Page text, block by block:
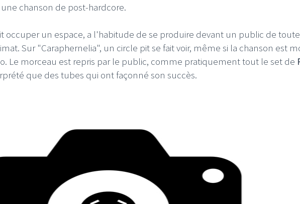
chanson de post-hardcore.
occuper un espace, a l'habitude de se produire devant un public de
Sur "Caraphernelia", un circle pit se fait voir, même si la chanson est
Le morceau est repris par le public, comme pratiquement tout le set de
que des tubes qui ont façonné son succès.